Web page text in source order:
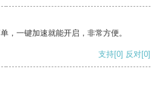
，一键加速就能开启，非常方便。
支持[0] 反对[0]